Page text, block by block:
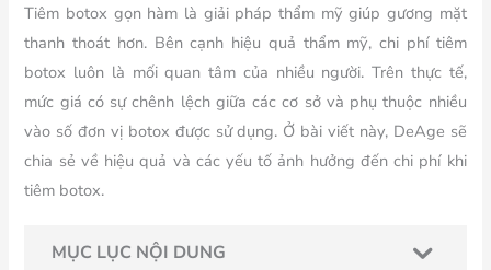
Tiêm botox gọn hàm là giải pháp thẩm mỹ giúp gương mặt
thanh thoát hơn. Bên cạnh hiệu quả thẩm mỹ, chi phí tiêm
botox luôn là mối quan tâm của nhiều người. Trên thực tế,
mức giá có sự chênh lệch giữa các cơ sở và phụ thuộc nhiều
vào số đơn vị botox được sử dụng. Ở bài viết này, DeAge sẽ
chia sẻ về hiệu quả và các yếu tố ảnh hưởng đến chi phí khi
tiêm botox.
MỤC LỤC NỘI DUNG